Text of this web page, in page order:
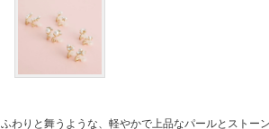
ふわりと舞うような、軽やかで上品なパールとストー